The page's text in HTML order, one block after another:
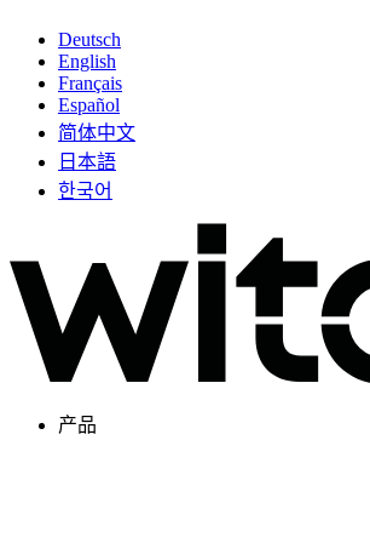
Deutsch
English
Français
Español
简体中文
日本語
한국어
产品